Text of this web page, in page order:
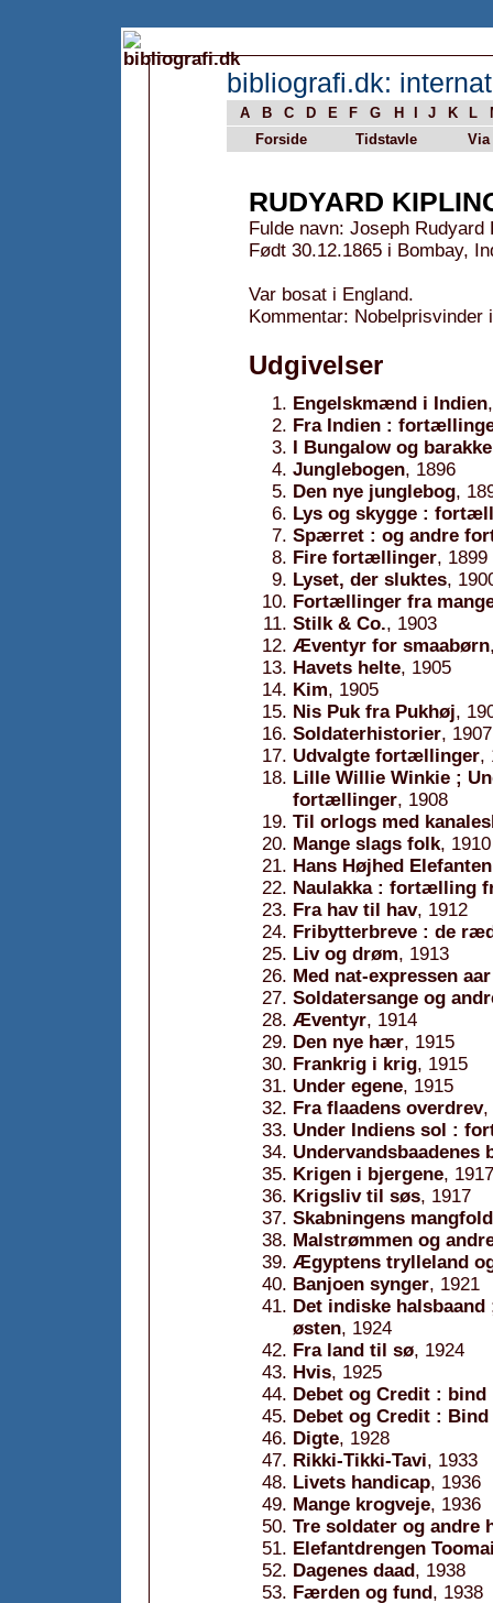
bibliografi.dk:
A B C D E F G H J K L
Forside
Tidstavle Via
RUDYARD
Fulde navn: Joseph Rudyard
Født 30.12.1865 i Bombay,
Var bosat i England.
Kommentar: Nobelprisvinder
Udgivelser
Engelskmænd i Indien
Fra Indien :
I Bungalow og
Junglebogen, 1896
Den nye junglebog,
Lys og skygge :
Spærret : og andre
Fire fortællinger, 1899
Lyset, der sluktes,
Fortællinger fra
Stilk & Co., 1903
Æventyr for smaabørn
Havets helte, 1905
Kim, 1905
Nis Puk fra Pukhøj,
Soldaterhistorier, 1907
Udvalgte fortællinger,
Lille Willie Winkie ;
fortællinger, 1908
Til orlogs med
Mange slags folk, 1910
Hans Højhed
Naulakka : fortælling
Fra hav til hav, 1912
Fribytterbreve : de
Liv og drøm, 1913
Med nat-expressen
Soldatersange og
Æventyr, 1914
Den nye hær, 1915
Frankrig i krig, 1915
Under egene, 1915
Fra flaadens overdrev,
Under Indiens sol :
Undervandsbaadenes
Krigen i bjergene, 1917
Krigsliv til søs, 1917
Skabningens
Malstrømmen og
Ægyptens trylleland
Banjoen synger, 1921
Det indiske
østen, 1924
Fra land til sø, 1924
Hvis, 1925
Debet og Credit : bind
Debet og Credit : Bind
Digte, 1928
Rikki-Tikki-Tavi, 1933
Livets handicap, 1936
Mange krogveje, 1936
Tre soldater og andre
Elefantdrengen
Dagenes daad, 1938
Færden og fund, 1938